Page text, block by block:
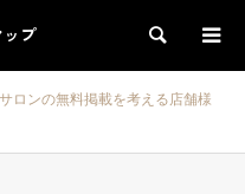
ップ 検索
ロンの無料掲載を考える店舗様